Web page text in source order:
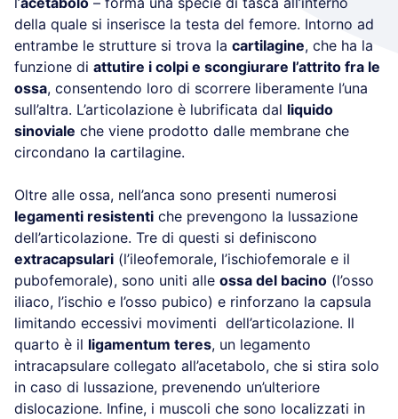
della quale si inserisce la testa del femore. Intorno ad
entrambe le strutture si trova la cartilagine, che ha la
funzione di attutire i colpi e scongiurare l’attrito fra le
ossa, consentendo loro di scorrere liberamente l’una
sull’altra. L’articolazione è lubrificata dal liquido
sinoviale che viene prodotto dalle membrane che
circondano la cartilagine.
Oltre alle ossa, nell’anca sono presenti numerosi
legamenti resistenti che prevengono la lussazione
dell’articolazione. Tre di questi si definiscono
extracapsulari (l’ileofemorale, l’ischiofemorale e il
pubofemorale), sono uniti alle ossa del bacino (l’osso
iliaco, l’ischio e l’osso pubico) e rinforzano la capsula
limitando eccessivi movimenti dell’articolazione. Il
quarto è il ligamentum teres, un legamento
intracapsulare collegato all’acetabolo, che si stira solo
in caso di lussazione, prevenendo un’ulteriore
dislocazione. Infine, i muscoli che sono localizzati in